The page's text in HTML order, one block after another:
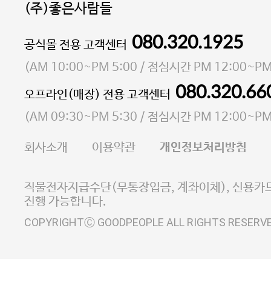
(주)좋은사람들
대표 이성현,박영환| 개인정보관리책임자 김상현
소재지 서울특별시 마포구 마포대로4다길 41 마포
통신판매업 신고번호 2023-서울마포-3931호
사업자등록번호 105-81-58242
E-MAIL goodpeople@gpin.co.kr
사업자정보확인
이니시스 에스크로 서비
공식몰 전용 고객센터 080.320.1925
(AM 10:00~PM 5:00 / 점심시간 PM
오프라인(매장) 전용 고객센터
(AM 09:30~PM 5:30 / 점심시간 PM
회사소개 이용약관 개인정보처리방침
직불전자지급수단(무통장입금, 계좌이체), 신용카
진행 가능합니다.
COPYRIGHTⒸ GOODPEOPLE ALL RIGHTS